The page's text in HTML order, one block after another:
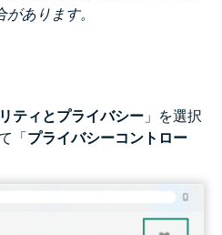
あります。
ティとプライバシー 」を選択
「プライバシーコントロー